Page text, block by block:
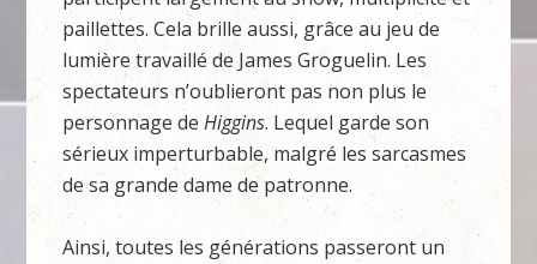
paillettes. Cela brille aussi, grâce au jeu de
lumière travaillé de James Groguelin. Les
spectateurs n’oublieront pas non plus le
personnage deHiggins. Lequel garde son
sérieux imperturbable, malgré les sarcasmes
de sa grande dame de patronne.
Ainsi, toutes les générations passeront un